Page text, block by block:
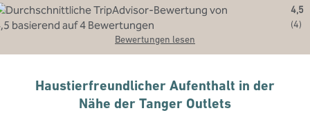
4,5
(4)
Bewertungen lesen
Haustierfreundlicher Aufenthalt in der
Nähe der Tanger Outlets